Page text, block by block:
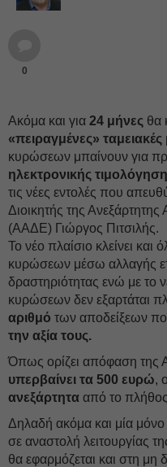
0
Ακόμα και για 24 μήνες θα
«πειραγμένες» ταμειακές
κυρώσεων μπαίνουν για
ηλεκτρονικής
τις νέες εντολές που
Διοικητής της
(ΑΑΔΕ) Γιώργος Πιτσιλής.
Το νέο πλαίσιο κλείνει
κυρώσεων μέσω αλλαγής
δραστηριότητας ενώ με το
κυρώσεων δεν εξαρτάται
αριθμό των αποδείξεων
την αξία τους.
Όπως ορίζει απόφαση της
υπερβαίνει τα 500 ευρώ,
ανεξάρτητα από το
Δηλαδή ακόμα και μία
σε αναστολή λειτουργίας
θα εφαρμόζεται και στη μη